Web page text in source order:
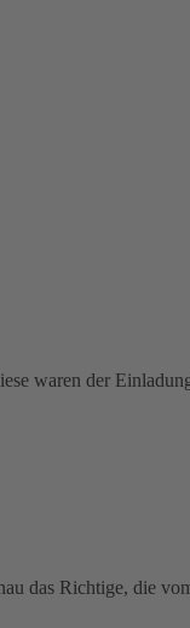
waren der
das Richtige, die